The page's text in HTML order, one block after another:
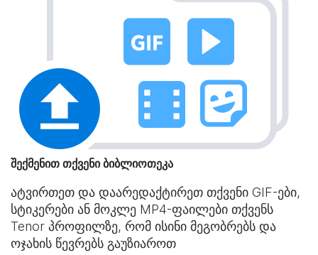
შექმენით თქვენი ბიბლიოთეკა
ატვირთეთ და დაარედაქტირეთ თქვენი GIF-ები,
სტიკერები ან მოკლე MP4-ფაილები თქვენს
Tenor პროფილზე, რომ ისინი მეგობრებს და
ოჯახის წევრებს გაუზიაროთ